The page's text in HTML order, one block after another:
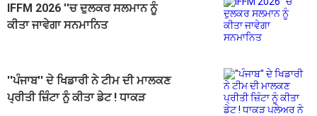
IFFM 2026 ''ਚ ਦੁਲਕਰ ਸਲਮਾਨ ਨੂੰ
ਕੀਤਾ ਜਾਵੇਗਾ ਸਨਮਾਨਿਤ
''ਪੰਜਾਬ'' ਦੇ ਖਿਡਾਰੀ ਨੇ ਟੀਮ ਦੀ ਮਾਲਕਣ
ਪ੍ਰੀਤੀ ਜ਼ਿੰਟਾ ਨੂੰ ਕੀਤਾ ਡੇਟ ! ਧਾਕੜ